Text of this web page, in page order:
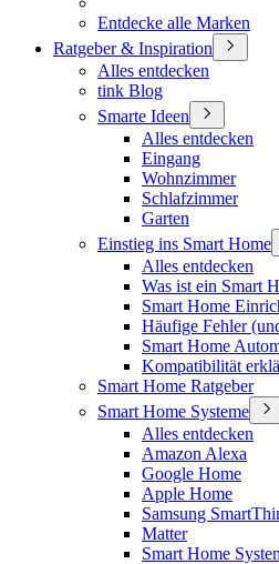
Entdecke alle Marken
Ratgeber & Inspiration
Alles entdecken
tink Blog
Smarte Ideen
Alles entdecken
Eingang
Wohnzimmer
Schlafzimmer
Garten
Einstieg ins Smart Home
Alles entdecken
Was ist ein Smart
Smart Home
Häufige Fehler
Smart Home
Kompatibilität
Smart Home Ratgeber
Smart Home Systeme
Alles entdecken
Amazon Alexa
Google Home
Apple Home
Samsung
Matter
Smart Home